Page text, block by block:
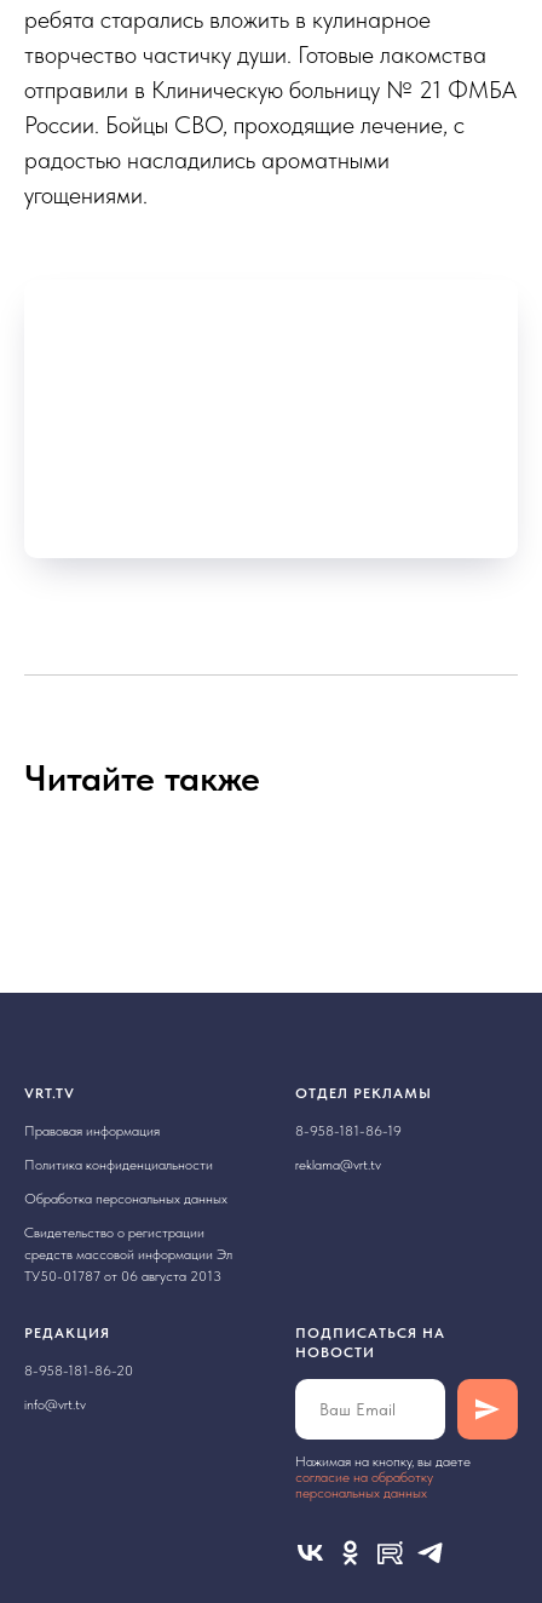
ребята старались вложить в кулинарное
творчество частичку души. Готовые лакомства
отправили в Клиническую больницу № 21 ФМБА
России. Бойцы СВО, проходящие лечение, с
радостью насладились ароматными
угощениями.
Читайте также
VRT.TV
Правовая информация
Политика конфиденциальности
Обработка персональных данных
Свидетельство о регистрации
средств массовой информации Эл
ТУ50-01787 от 06 августа 2013
ОТДЕЛ РЕКЛАМЫ
8-958-181-86-19
reklama@vrt.tv
РЕДАКЦИЯ
8-958-181-86-20
info@vrt.tv
ПОДПИСАТЬСЯ НА
НОВОСТИ
Нажимая на кнопку, вы даете
cогласие на обработку
персональных данных